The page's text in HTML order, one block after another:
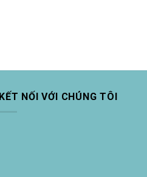
KẾT NỐI VỚI CHÚNG TÔI